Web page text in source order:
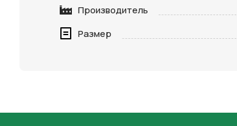
Производитель
Размер